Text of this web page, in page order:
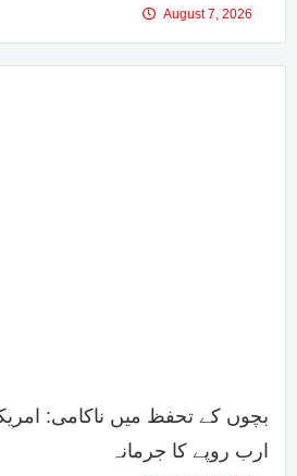
August 7, 2026
ارب روپے کا جرمانہ